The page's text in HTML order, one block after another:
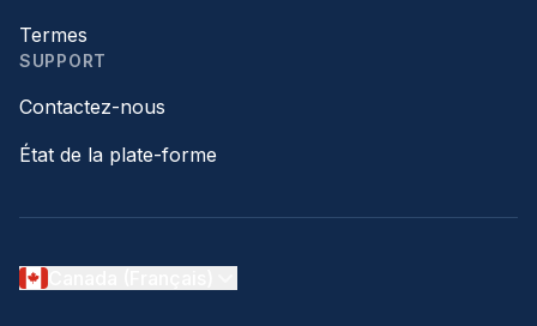
Termes
SUPPORT
Contactez-nous
État de la plate-forme